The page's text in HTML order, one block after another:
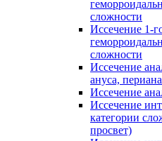
сложности
Иссечение 1-
сложности
Иссечение
ануса,
Иссечение
Иссечение
категории
просвет)